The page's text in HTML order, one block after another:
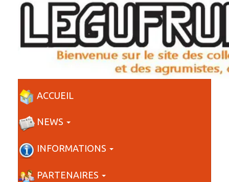
ACCUEIL
NEWS
INFORMATIONS
PARTENAIRES